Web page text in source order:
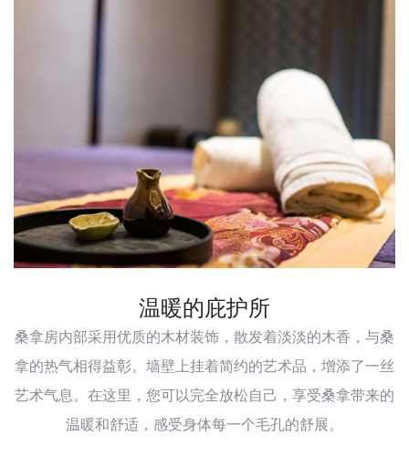
温暖的庇护所
桑拿房内部采用优质的木材装饰，散发着淡淡的木香，与桑
拿的热气相得益彰。墙壁上挂着简约的艺术品，增添了一丝
艺术气息。在这里，您可以完全放松自己，享受桑拿带来的
温暖和舒适，感受身体每一个毛孔的舒展。